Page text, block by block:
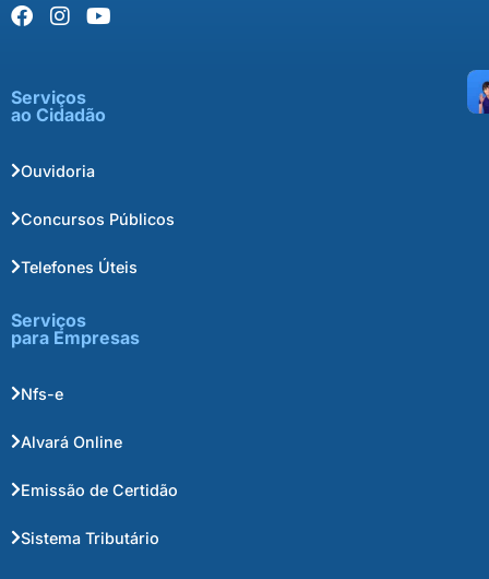
Serviços
ao Cidadão
Ouvidoria
Concursos Públicos
Telefones Úteis
Serviços
para Empresas
Nfs-e
Alvará Online
Emissão de Certidão
Sistema Tributário